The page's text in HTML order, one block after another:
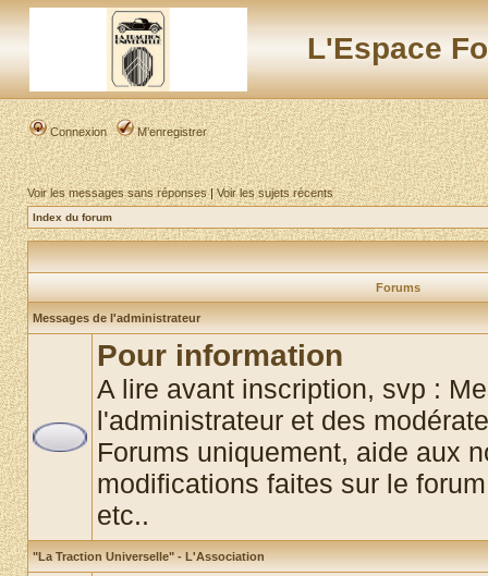
L'Espace
Connexion M’enregistrer
Voir les messages sans réponses|Voir les sujets récents
Index du forum
Forums
Messages de l'administrateur
Pour information
A lire avant inscription, svp :
l'administrateur et des
Forums uniquement, aide aux
modifications faites sur le
etc..
"La Traction Universelle" - L'Association